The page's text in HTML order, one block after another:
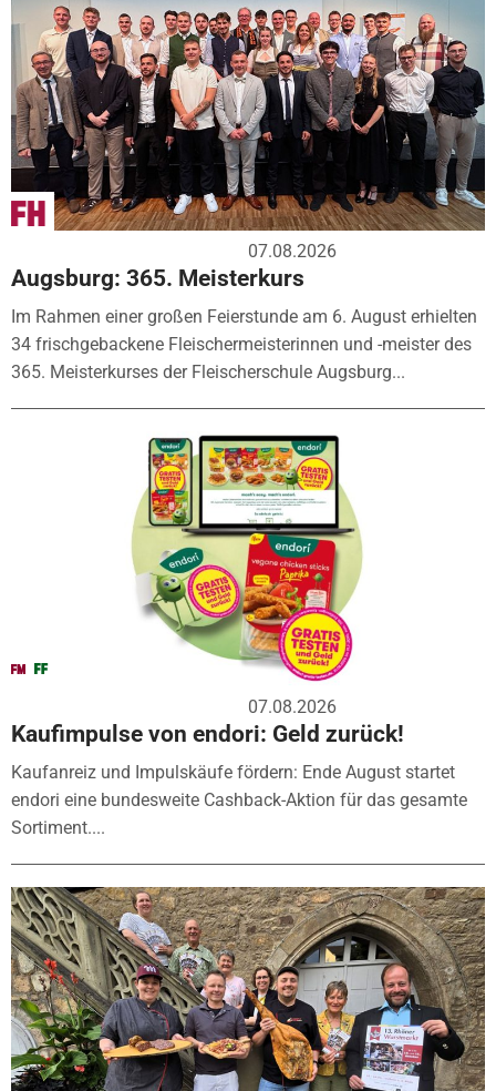
07.08.2026
Augsburg: 365. Meisterkurs
Im Rahmen einer großen Feierstunde am 6. August erhielten
34 frischgebackene Fleischermeisterinnen und -meister des
365. Meisterkurses der Fleischerschule Augsburg...
07.08.2026
Kaufimpulse von endori: Geld zurück!
Kaufanreiz und Impulskäufe fördern: Ende August startet
endori eine bundesweite Cashback-Aktion für das gesamte
Sortiment....